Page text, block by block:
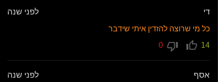
די לפני שנה
כל מי שרוצה להזדין איתי שידבר
14
אסף לפני שנה